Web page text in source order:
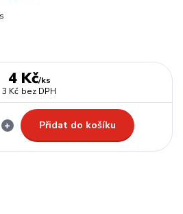
4 Kč/ks
3 Kč bez DPH
Přidat do košíku